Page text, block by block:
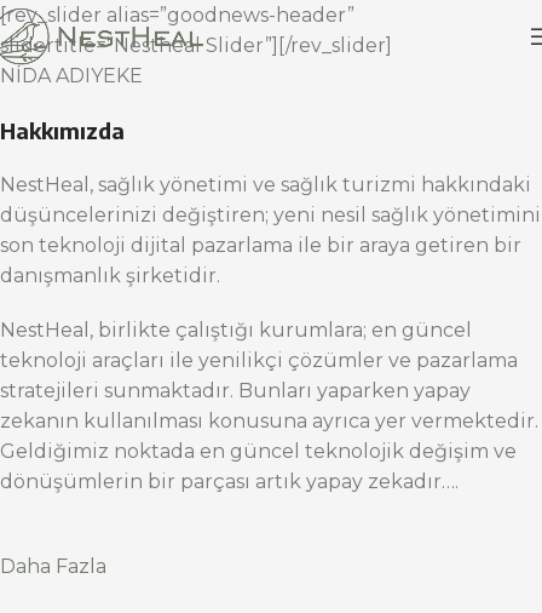
[rev_slider alias=”goodnews-header”
slidertitle=”Nestheal Slider”][/rev_slider]
NİDA ADIYEKE
Hakkımızda
NestHeal, sağlık yönetimi ve sağlık turizmi hakkındaki
düşüncelerinizi değiştiren; yeni nesil sağlık yönetimini
son teknoloji dijital pazarlama ile bir araya getiren bir
danışmanlık şirketidir.
NestHeal, birlikte çalıştığı kurumlara; en güncel
teknoloji araçları ile yenilikçi çözümler ve pazarlama
stratejileri sunmaktadır. Bunları yaparken yapay
zekanın kullanılması konusuna ayrıca yer vermektedir.
Geldiğimiz noktada en güncel teknolojik değişim ve
dönüşümlerin bir parçası artık yapay zekadır….
Daha Fazla